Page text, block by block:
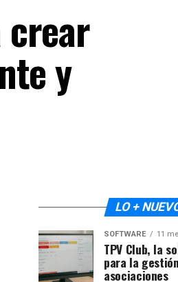
crear
y
LO +
SOFTWARE 11
TPV Club, la
para la
asociaciones